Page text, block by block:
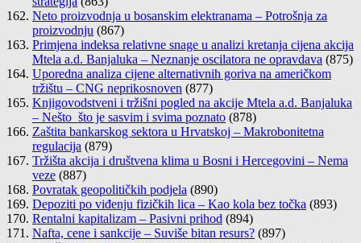
Neto proizvodnja u bosanskim elektranama – Potrošnja za
proizvodnju (867)
Primjena indeksa relativne snage u analizi kretanja cijena akcija
Mtela a.d. Banjaluka – Neznanje oscilatora ne opravdava (875)
Uporedna analiza cijene alternativnih goriva na američkom
tržištu – CNG neprikosnoven (877)
Knjigovodstveni i tržišni pogled na akcije Mtela a.d. Banjaluka
– Nešto što je sasvim i svima poznato (878)
Zaštita bankarskog sektora u Hrvatskoj – Makrobonitetna
regulacija (879)
Tržišta akcija i društvena klima u Bosni i Hercegovini – Nema
veze (887)
Povratak geopolitičkih podjela (890)
Depoziti po viđenju fizičkih lica – Kao kola bez točka (893)
Rentalni kapitalizam – Pasivni prihod (894)
Nafta, cene i sankcije – Suviše bitan resurs? (897)